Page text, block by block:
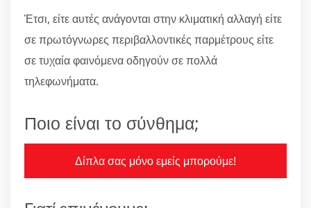
Έτσι, είτε αυτές ανάγονται στην κλιματική αλλαγή είτε
σε πρωτόγνωρες περιβαλλοντικές παρμέτρους είτε
σε τυχαία φαινόμενα οδηγούν σε πολλά
τηλεφωνήματα.
Ποιο είναι το σύνθημα;
Δίπλα σας μόνο εμείς μπορούμε!